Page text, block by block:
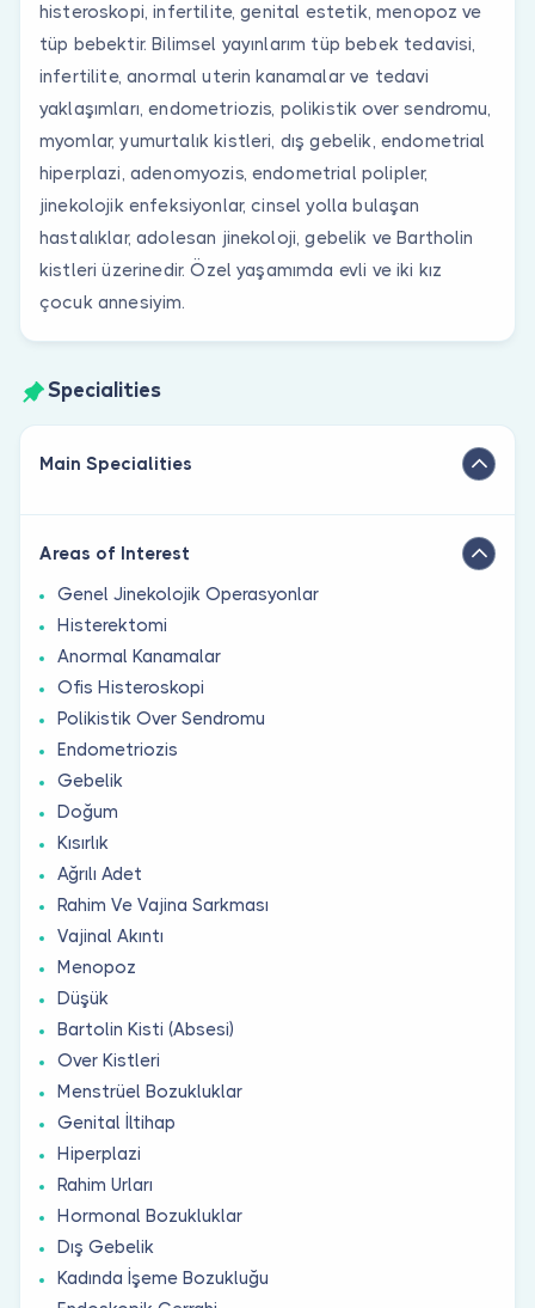
histeroskopi, infertilite, genital estetik, menopoz ve
tüp bebektir. Bilimsel yayınlarım tüp bebek tedavisi,
infertilite, anormal uterin kanamalar ve tedavi
yaklaşımları, endometriozis, polikistik over sendromu,
myomlar, yumurtalık kistleri, dış gebelik, endometrial
hiperplazi, adenomyozis, endometrial polipler,
jinekolojik enfeksiyonlar, cinsel yolla bulaşan
hastalıklar, adolesan jinekoloji, gebelik ve Bartholin
kistleri üzerinedir. Özel yaşamımda evli ve iki kız
çocuk annesiyim.
Specialities
Main Specialities
Areas of Interest
Genel Jinekolojik Operasyonlar
Histerektomi
Anormal Kanamalar
Ofis Histeroskopi
Polikistik Over Sendromu
Endometriozis
Gebelik
Doğum
Kısırlık
Ağrılı Adet
Rahim Ve Vajina Sarkması
Vajinal Akıntı
Menopoz
Düşük
Bartolin Kisti (Absesi)
Over Kistleri
Menstrüel Bozukluklar
Genital İltihap
Hiperplazi
Rahim Urları
Hormonal Bozukluklar
Dış Gebelik
Kadında İşeme Bozukluğu